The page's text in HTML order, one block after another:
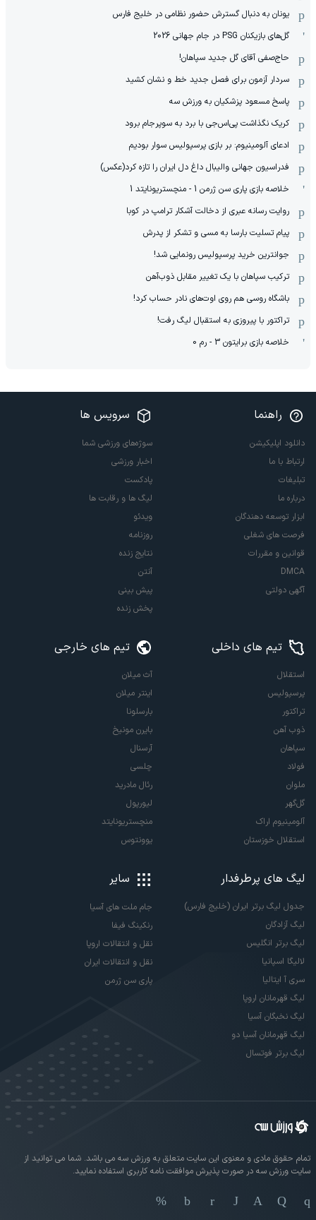
یونان به دنبال گسترش حضور نظامی در خلیج فارس
گل‌های بازیکنان PSG در جام جهانی 2026
حاج‌صفی آقای گل جدید سپاهان!
سردار آزمون برای فصل جدید خط و نشان کشید
پاسخ مسعود پزشکیان به ورزش سه
کریک نگذاشت پی‌اس‌جی با برد به سوپرجام برود
ادعای آلومینیوم: بر بازی پرسپولیس سوار بودیم
فدراسیون جهانی والیبال داغ دل ایران را تازه کرد(عکس)
خلاصه بازی پاری سن ژرمن 1 - منچستریونایتد 1
روایت رسانه عبری از دخالت آشکار ترامپ در کوبا
پیام تسلیت بارسا به مسی و تشکر از پدرش
جوانترین خرید پرسپولیس رونمایی شد!
ترکیب سپاهان با یک تغییر مقابل ذوب‌آهن
باشگاه روسی هم روی اوت‌های نادر حساب کرد!
تراکتور با پیروزی به استقبال لیگ رفت!
خلاصه بازی برایتون 3 - رم 0
راهنما
دانلود اپلیکیشن
ارتباط با ما
تبلیغات
درباره ما
ابزار توسعه دهندگان
فرصت های شغلی
قوانین و مقررات
DMCA
آگهی دولتی
سرویس ها
سوژه‌های ورزشی شما
اخبار ورزشی
پادکست
لیگ ها و رقابت ها
ویدئو
روزنامه
نتایج زنده
آنتن
پیش بینی
پخش زنده
تیم های داخلی
استقلال
پرسپولیس
تراکتور
ذوب آهن
سپاهان
فولاد
ملوان
گل‌گهر
آلومینیوم اراک
استقلال خوزستان
تیم های خارجی
آث میلان
اینتر میلان
بارسلونا
بایرن مونیخ
آرسنال
چلسی
رئال مادرید
لیورپول
منچستریونایتد
یوونتوس
لیگ های پرطرفدار
جدول لیگ برتر ایران (خلیج فارس)
لیگ آزادگان
لیگ برتر انگلیس
لالیگا اسپانیا
سری آ ایتالیا
لیگ قهرمانان اروپا
لیگ نخبگان آسیا
لیگ قهرمانان آسیا دو
لیگ برتر فوتسال
سایر
جام ملت های آسیا
رنکینگ فیفا
نقل و انتقالات اروپا
نقل و انتقالات ایران
پاری سن ژرمن
تمام حقوق مادی و معنوی این سایت متعلق به ورزش سه می باشد. شما می توانید از
سایت ورزش سه در صورت پذیرش موافقت نامه کاربری استفاده نمایید.